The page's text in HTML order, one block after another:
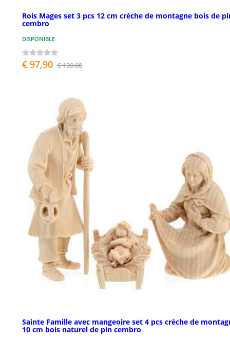
Rois Mages set 3 pcs 12 cm crèche de montagne bois de
cembro
DISPONIBLE
€ 97,90 € 109,00
Sainte Famille avec mangeoire set 4 pcs crèche de
10 cm bois naturel de pin cembro